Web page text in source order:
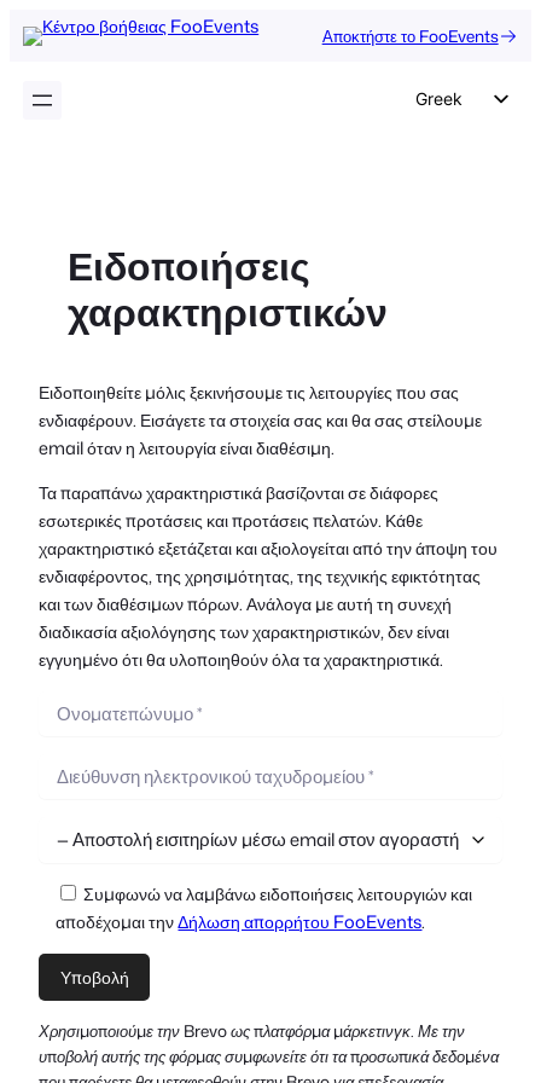
Μετάβαση
στο
Αποκτήστε το FooEvents
Greek
Polish
Ειδοποιήσεις
χαρακτηριστικών
Ειδοποιηθείτε μόλις ξεκινήσουμε τις λειτουργίες που σας
ενδιαφέρουν. Εισάγετε τα στοιχεία σας και θα σας στείλουμε
email όταν η λειτουργία είναι διαθέσιμη.
Τα παραπάνω χαρακτηριστικά βασίζονται σε διάφορες
εσωτερικές προτάσεις και προτάσεις πελατών. Κάθε
χαρακτηριστικό εξετάζεται και αξιολογείται από την άποψη του
ενδιαφέροντος, της χρησιμότητας, της τεχνικής εφικτότητας
και των διαθέσιμων πόρων. Ανάλογα με αυτή τη συνεχή
διαδικασία αξιολόγησης των χαρακτηριστικών, δεν είναι
εγγυημένο ότι θα υλοποιηθούν όλα τα χαρακτηριστικά.
Συμφωνώ να λαμβάνω ειδοποιήσεις λειτουργιών και
αποδέχομαι τηνΔήλωση απορρήτου FooEvents.
Χρησιμοποιούμε την Brevo ως πλατφόρμα μάρκετινγκ. Με την
υποβολή αυτής της φόρμας συμφωνείτε ότι τα προσωπικά δεδομένα